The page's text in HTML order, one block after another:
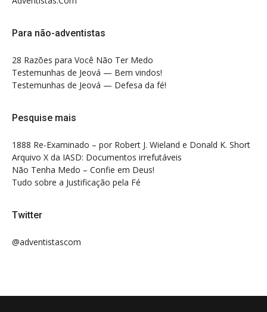
Para não-adventistas
28 Razões para Você Não Ter Medo
Testemunhas de Jeová — Bem vindos!
Testemunhas de Jeová — Defesa da fé!
Pesquise mais
1888 Re-Examinado – por Robert J. Wieland e Donald K. Short
Arquivo X da IASD: Documentos irrefutáveis
Não Tenha Medo – Confie em Deus!
Tudo sobre a Justificação pela Fé
Twitter
@adventistascom